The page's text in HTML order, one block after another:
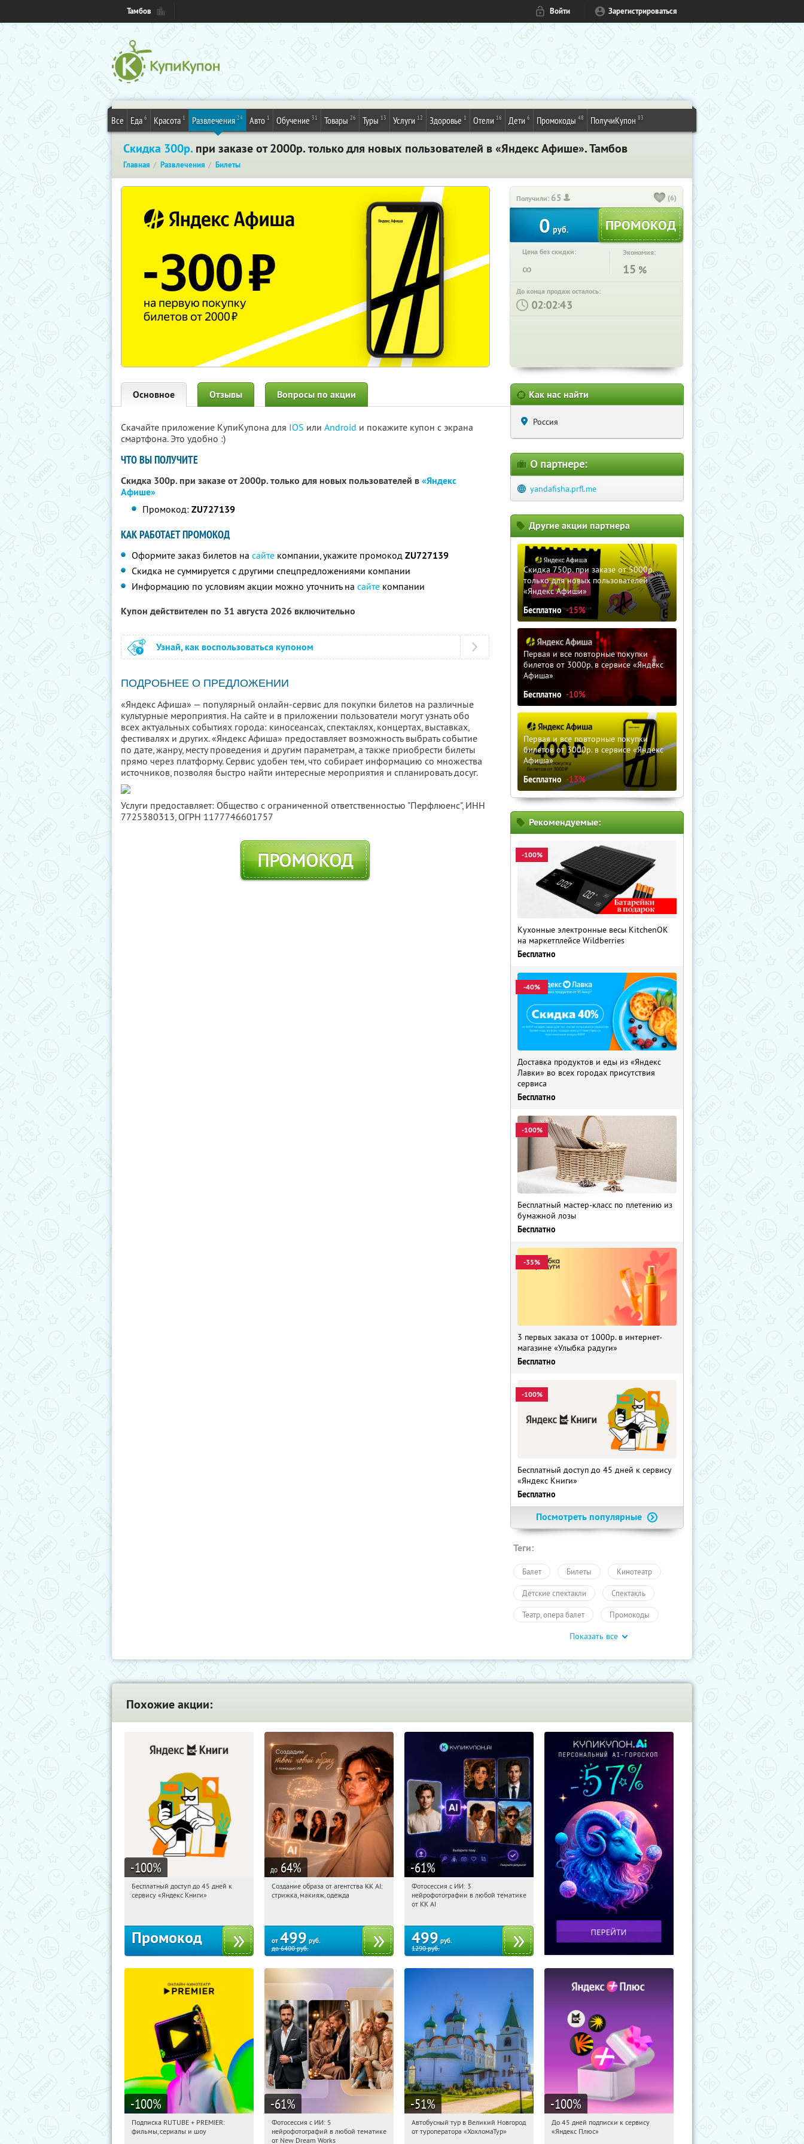
Тамбов Войти Зарегистрироваться
Все Еда 6 Красота 1 Развлечения 24 Авто 1 Обучение 31 Товары 26 Туры 13 Услуги 12 Здоровье 1 Отели 16 Дети 6 Промокоды 48 ПолучиКупон 83
Скидка 300р. при заказе от 2000р. только для новых пользователей в «Яндекс Афише». Тамбов
Главная Развлечения Билеты
Получили: 65 (6)
0 руб.
Цена без скидки:
∞
Экономия:
15 %
До конца продаж осталось:
: :
Основное Отзывы Вопросы по акции
Скачайте приложение КупиКупона для IOS или Android и покажите купон с экрана
смартфона. Это удобно :)
ЧТО ВЫ ПОЛУЧИТЕ
Скидка 300р. при заказе от 2000р. только для новых пользователей в«Яндекс
Афише»
Промокод:ZU727139
КАК РАБОТАЕТ ПРОМОКОД
Оформите заказ билетов на сайте компании, укажите промокод ZU727139
Скидка не суммируется с другими спецпредложениями компании
Информацию по условиям акции можно уточнить на сайте компании
Купон действителен по 31 августа 2026 включительно
Узнай, как воспользоваться купоном
ПОДРОБНЕЕ О ПРЕДЛОЖЕНИИ
«Яндекс Афиша» — популярный онлайн-сервис для покупки билетов на различные
культурные мероприятия. На сайте и в приложении пользователи могут узнать обо
всех актуальных событиях города: киносеансах, спектаклях, концертах, выставках,
фестивалях и других. «Яндекс Афиша» предоставляет возможность выбрать событие
по дате, жанру, месту проведения и другим параметрам, а также приобрести билеты
прямо через платформу. Сервис удобен тем, что собирает информацию со множества
источников, позволяя быстро найти интересные мероприятия и спланировать досуг.
Услуги предоставляет: Общество с ограниченной ответственностью "Перфлюенс", ИНН
7725380313, ОГРН 1177746601757
ПРОМОКОД
Как нас найти
Россия
О партнере:
yandafisha.prfl.me
Другие акции партнера
Скидка 750р. при заказе от 5000р.
только для новых пользователей
«Яндекс Афиши»
Бесплатно -15%
Первая и все повторные покупки
билетов от 3000р. в сервисе «Яндекс
Афиша»
Бесплатно -10%
Первая и все повторные покупки
билетов от 3000р. в сервисе «Яндекс
Афиша»
Бесплатно -13%
Рекомендуемые:
-100%
Кухонные электронные весы KitchenOK
на маркетплейсе Wildberries
Бесплатно
-40%
Доставка продуктов и еды из «Яндекс
Лавки» во всех городах присутствия
сервиса
Бесплатно
-100%
Бесплатный мастер-класс по плетению из
бумажной лозы
Бесплатно
-35%
3 первых заказа от 1000р. в интернет-
магазине «Улыбка радуги»
Бесплатно
-100%
Бесплатный доступ до 45 дней к сервису
«Яндекс Книги»
Бесплатно
Посмотреть популярные
Теги:
Балет Билеты Кинотеатр
Детские спектакли Спектакль
Театр, опера балет Промокоды
Развлечения
ПолучиКупон Развлечения
Показать все
Похожие акции:
-100%
05:02:39
Получи первым!
Бесплатный доступ до 45 дней к
сервису «Яндекс Книги»
Промокод
до 64%
05:02:39 Купили:64
Создание образа от агентства KK AI:
стрижка, макияж, одежда
от 499 руб.
до6400руб.
-61%
05:02:39
Россия
Фотосессия с ИИ: 3
нейрофотографии в любой тематике
от KK AI
499 руб.
1290руб.
-100%
05:02:39 Получили:
Подписка RUTUBE + PREMIER:
фильмы, сериалы и шоу
-61%
05:02:39
Россия
Фотосессия с ИИ: 5
нейрофотографий в любой тематике
от New Dream Works
-51%
05:02:39 Купили:2
Автобусный тур в Великий Новгород
от туроператора «ХохломаТур»
-100%
05:02:39 Получили:
До 45 дней подписки к сервису
«Яндекс Плюс»